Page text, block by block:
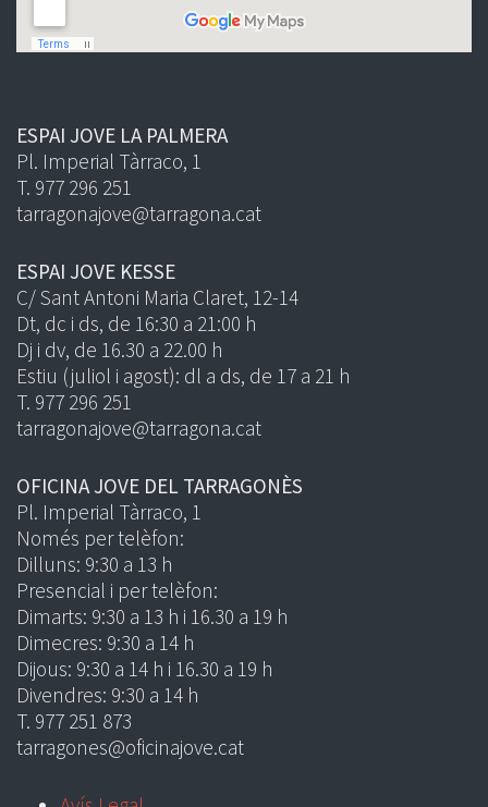
ESPAI JOVE LA PALMERA
Pl. Imperial Tàrraco, 1
T. 977 296 251
tarragonajove@tarragona.cat
ESPAI JOVE KESSE
C/ Sant Antoni Maria Claret, 12-14
Dt, dc i ds, de 16:30 a 21:00 h
Dj i dv, de 16.30 a 22.00 h
Estiu (juliol i agost): dl a ds, de 17 a 21 h
T. 977 296 251
tarragonajove@tarragona.cat
OFICINA JOVE DEL TARRAGONÈS
Pl. Imperial Tàrraco, 1
Només per telèfon:
Dilluns: 9:30 a 13 h
Presencial i per telèfon:
Dimarts: 9:30 a 13 h i 16.30 a 19 h
Dimecres: 9:30 a 14 h
Dijous: 9:30 a 14 h i 16.30 a 19 h
Divendres: 9:30 a 14 h
T. 977 251 873
tarragones@oficinajove.cat